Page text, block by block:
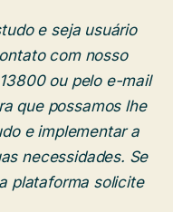
e seja usuário
com nosso
ou pelo e-mail
que possamos lhe
e implementar a
necessidades. Se
plataforma solicite